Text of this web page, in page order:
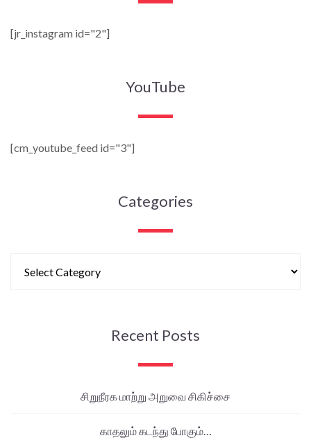
[jr_instagram id="2"]
YouTube
[cm_youtube_feed id="3"]
Categories
Recent Posts
சிறுநீரக மாற்று அறுவை சிகிச்சை
காதலும் கடந்து போகும்…